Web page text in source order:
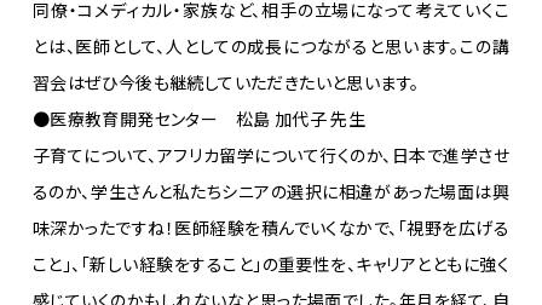
同僚・コメディカル・家族など、相手の立場になって考えていくこ
とは、医師として、人としての成長につながると思います。この講
習会はぜひ今後も継続していただきたいと思います。
●医療教育開発センター 松島 加代子 先生
子育てについて、アフリカ留学について行くのか、日本で進学させ
るのか、学生さんと私たちシニアの選択に相違があった場面は興
味深かったですね！医師経験を積んでいくなかで、「視野を広げる
こと」、「新しい経験をすること」の重要性を、キャリアとともに強く
感じていくのかもしれないなと思った場面でした。年月を経て、自